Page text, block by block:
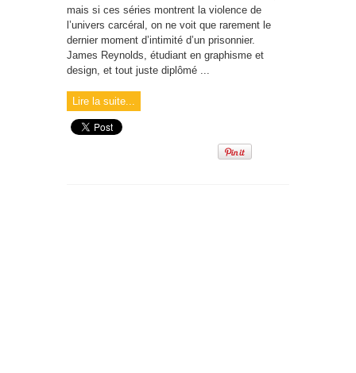
mais si ces séries montrent la violence de
l’univers carcéral, on ne voit que rarement le
dernier moment d’intimité d’un prisonnier.
James Reynolds, étudiant en graphisme et
design, et tout juste diplômé ...
Lire la suite...